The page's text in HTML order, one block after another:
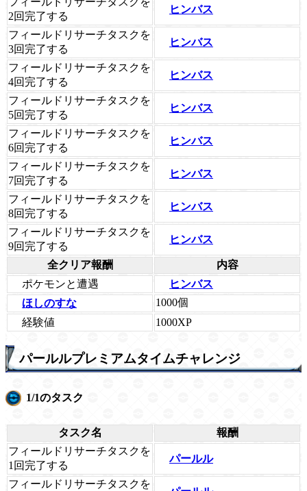
2回完了する
ヒンバス
フィールドリサーチタスクを
3回完了する
ヒンバス
フィールドリサーチタスクを
4回完了する
ヒンバス
フィールドリサーチタスクを
5回完了する
ヒンバス
フィールドリサーチタスクを
6回完了する
ヒンバス
フィールドリサーチタスクを
7回完了する
ヒンバス
フィールドリサーチタスクを
8回完了する
ヒンバス
フィールドリサーチタスクを
9回完了する
ヒンバス
全クリア報酬
内容
ポケモンと遭遇
ヒンバス
ほしのすな
1000個
経験値
1000XP
パールルプレミアムタイムチャレンジ
1/1のタスク
タスク名
報酬
フィールドリサーチタスクを
1回完了する
パールル
フィールドリサーチタスクを